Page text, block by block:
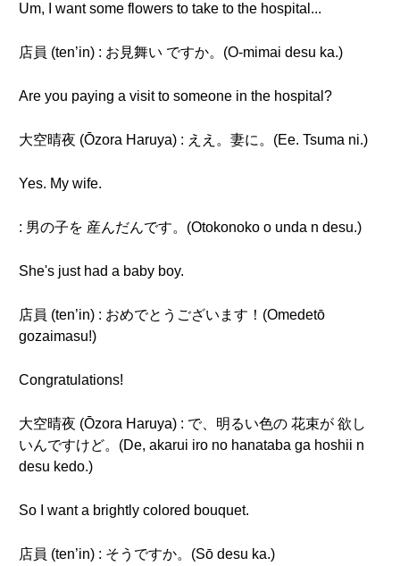
Um, I want some flowers to take to the hospital...
店員 (ten’in) : お見舞い ですか。(O-mimai desu ka.)
Are you paying a visit to someone in the hospital?
大空晴夜 (Ōzora Haruya) : ええ。妻に。(Ee. Tsuma ni.)
Yes. My wife.
: 男の子を 産んだんです。(Otokonoko o unda n desu.)
She's just had a baby boy.
店員 (ten’in) : おめでとうございます！(Omedetō
gozaimasu!)
Congratulations!
大空晴夜 (Ōzora Haruya) : で、明るい色の 花束が 欲し
いんですけど。(De, akarui iro no hanataba ga hoshii n
desu kedo.)
So I want a brightly colored bouquet.
店員 (ten’in) : そうですか。(Sō desu ka.)